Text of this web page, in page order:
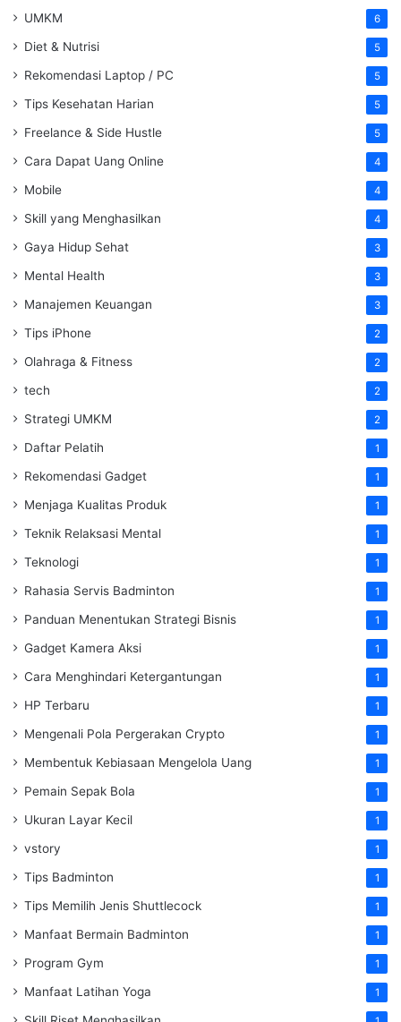
UMKM 6
Diet & Nutrisi 5
Rekomendasi Laptop / PC 5
Tips Kesehatan Harian 5
Freelance & Side Hustle 5
Cara Dapat Uang Online 4
Mobile 4
Skill yang Menghasilkan 4
Gaya Hidup Sehat 3
Mental Health 3
Manajemen Keuangan 3
Tips iPhone 2
Olahraga & Fitness 2
tech 2
Strategi UMKM 2
Daftar Pelatih 1
Rekomendasi Gadget 1
Menjaga Kualitas Produk 1
Teknik Relaksasi Mental 1
Teknologi 1
Rahasia Servis Badminton 1
Panduan Menentukan Strategi Bisnis 1
Gadget Kamera Aksi 1
Cara Menghindari Ketergantungan 1
HP Terbaru 1
Mengenali Pola Pergerakan Crypto 1
Membentuk Kebiasaan Mengelola Uang 1
Pemain Sepak Bola 1
Ukuran Layar Kecil 1
vstory 1
Tips Badminton 1
Tips Memilih Jenis Shuttlecock 1
Manfaat Bermain Badminton 1
Program Gym 1
Manfaat Latihan Yoga 1